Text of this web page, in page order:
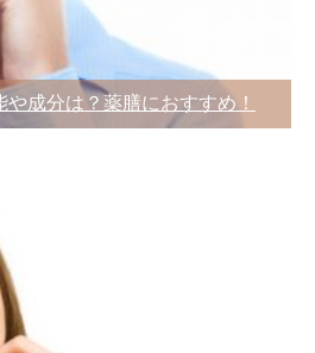
成分は？薬膳におすすめ！